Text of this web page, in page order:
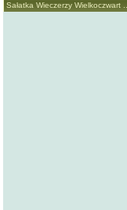
Sałatka Wieczerzy Wielkoczwart ...